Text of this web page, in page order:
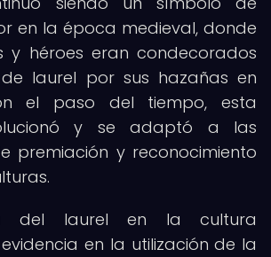
en la época medieval, donde
y héroes eran condecorados
laurel por sus hazañas en
el paso del tiempo, esta
y se adaptó a las
premiación y reconocimiento
del laurel en la cultura
en la utilización de la